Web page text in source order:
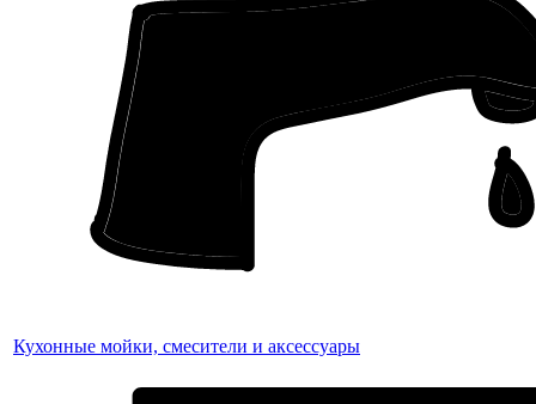
Кухонные мойки, смесители и аксессуары